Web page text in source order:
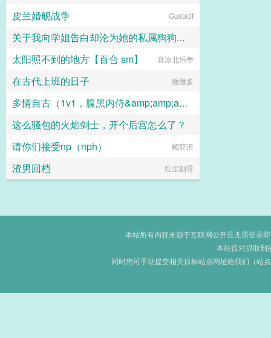
青鱼非鱼
皮兰婚舰战争 Gustatif
关于我向学姐告白却沦为她的私属狗狗这档事
light
太阳照不到的地方【百合 sm】 豆冰北乐蒂
在古代上班的日子 微微多
多情自古（1v1，腹黑内侍&amp;amp;amp;咸鱼皇后）
放开那个豆沙包
这么骚包的火焰剑士，开个后宫怎么了？
断理理
请你们接受np（nph） 顾辞沢
渣男回档 红尘副导
本站所有内容来源于互联网公开且无需登录
本站仅对抓取到
同时您可手动提交相关目标站点网址给我们（站